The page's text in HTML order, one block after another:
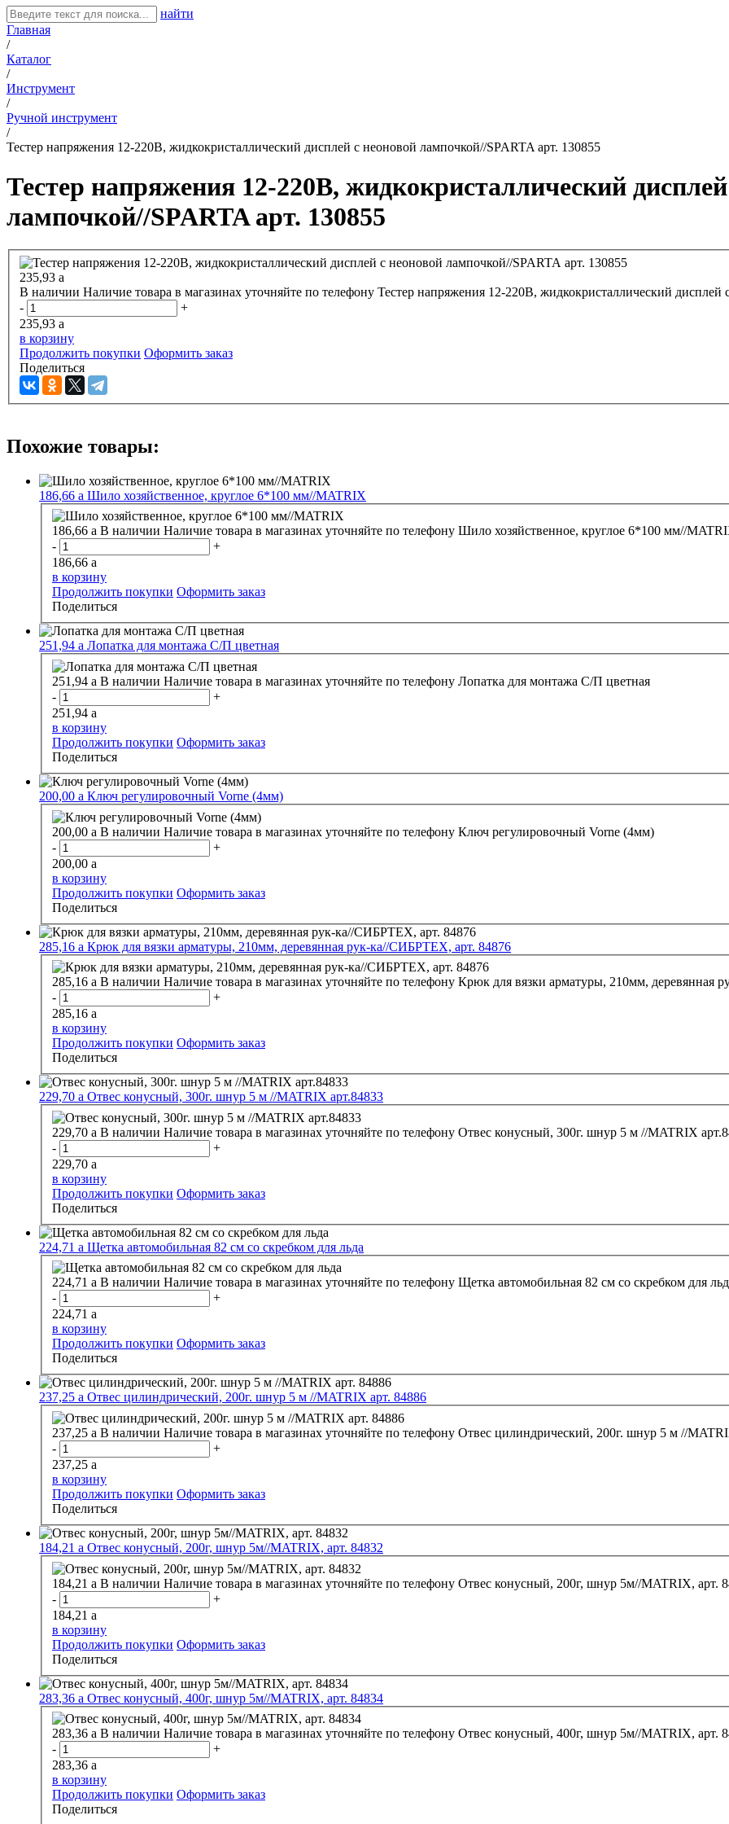
найти
Главная
/
Каталог
/
Инструмент
/
Ручной инструмент
/
Тестер напряжения 12-220В, жидкокристаллический дисплей с неоновой лампочкой//SPARTA арт. 130855
Тестер напряжения 12-220В, жидкокристаллический
лампочкой//SPARTA арт. 130855
235,93 a
В наличии Наличие товара в магазинах уточняйте по телефону Тестер напряжения 12-220В, жидкокристаллический дисплей
-
+
235,93 a
в корзину
Продолжить покупки Оформить заказ
Поделиться
Похожие товары:
186,66 a Шило хозяйственное, круглое 6*100 мм//MATRIX
186,66 a В наличии Наличие товара в магазинах уточняйте по телефону Шило хозяйственное, круглое 6*100 мм//
-
+
186,66 a
в корзину
Продолжить покупки Оформить заказ
Поделиться
251,94 a Лопатка для монтажа С/П цветная
251,94 a В наличии Наличие товара в магазинах уточняйте по телефону Лопатка для монтажа С/П цветная
-
+
251,94 a
в корзину
Продолжить покупки Оформить заказ
Поделиться
200,00 a Ключ регулировочный Vorne (4мм)
200,00 a В наличии Наличие товара в магазинах уточняйте по телефону Ключ регулировочный Vorne (4мм)
-
+
200,00 a
в корзину
Продолжить покупки Оформить заказ
Поделиться
285,16 a Крюк для вязки арматуры, 210мм, деревянная рук-ка//СИБРТЕХ, арт. 84876
285,16 a В наличии Наличие товара в магазинах уточняйте по телефону Крюк для вязки арматуры, 210мм, деревянная
-
+
285,16 a
в корзину
Продолжить покупки Оформить заказ
Поделиться
229,70 a Отвес конусный, 300г. шнур 5 м //MATRIX арт.84833
229,70 a В наличии Наличие товара в магазинах уточняйте по телефону Отвес конусный, 300г. шнур 5 м //MATRIX
-
+
229,70 a
в корзину
Продолжить покупки Оформить заказ
Поделиться
224,71 a Щетка автомобильная 82 см со скребком для льда
224,71 a В наличии Наличие товара в магазинах уточняйте по телефону Щетка автомобильная 82 см со скребком для
-
+
224,71 a
в корзину
Продолжить покупки Оформить заказ
Поделиться
237,25 a Отвес цилиндрический, 200г. шнур 5 м //MATRIX арт. 84886
237,25 a В наличии Наличие товара в магазинах уточняйте по телефону Отвес цилиндрический, 200г. шнур 5 м //
-
+
237,25 a
в корзину
Продолжить покупки Оформить заказ
Поделиться
184,21 a Отвес конусный, 200г, шнур 5м//MATRIX, арт. 84832
184,21 a В наличии Наличие товара в магазинах уточняйте по телефону Отвес конусный, 200г, шнур 5м//MATRIX, арт.
-
+
184,21 a
в корзину
Продолжить покупки Оформить заказ
Поделиться
283,36 a Отвес конусный, 400г, шнур 5м//MATRIX, арт. 84834
283,36 a В наличии Наличие товара в магазинах уточняйте по телефону Отвес конусный, 400г, шнур 5м//MATRIX, арт.
-
+
283,36 a
в корзину
Продолжить покупки Оформить заказ
Поделиться